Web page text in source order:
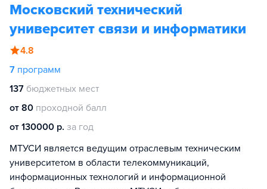
Московский технический
университет связи и информатики
4.8
7 программ
137 бюджетных мест
от 80 проходной балл
от 130000 р. за год
МТУСИ является ведущим отраслевым техническим
университетом в области телекоммуникаций,
информационных технологий и информационной